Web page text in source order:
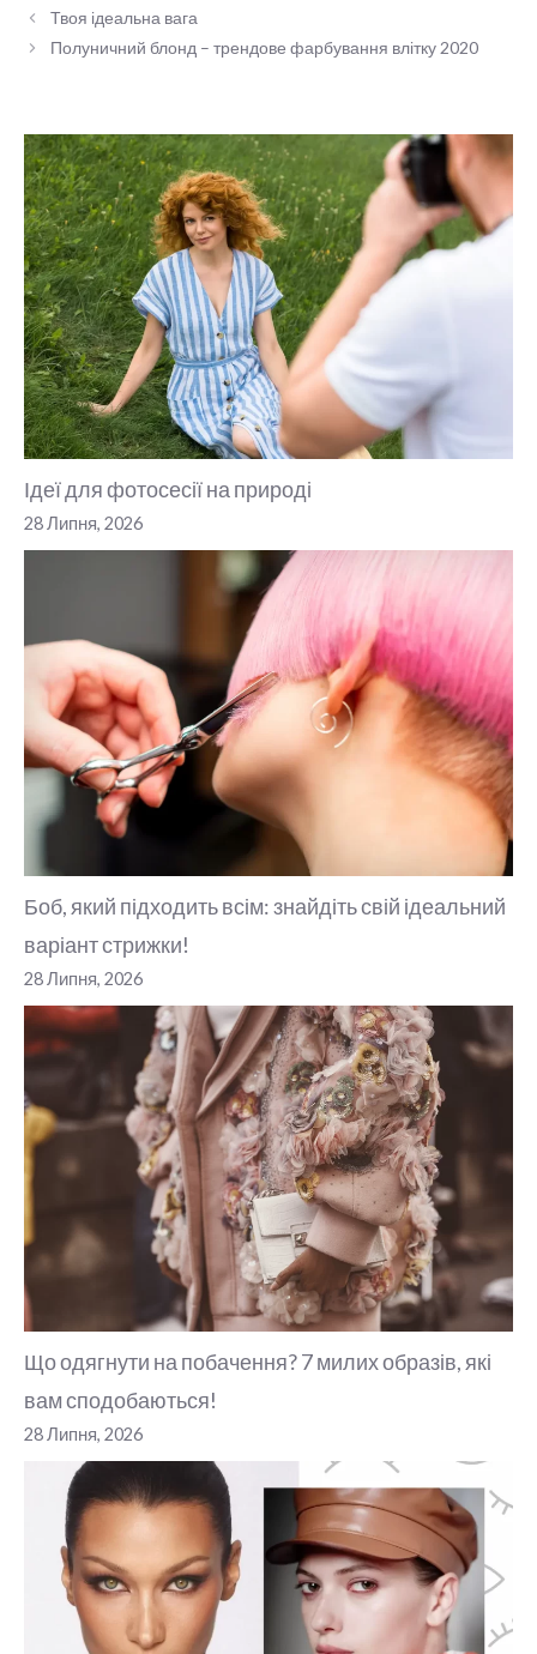
Твоя ідеальна вага
Полуничний блонд – трендове фарбування влітку 2020
Ідеї для фотосесії на природі
28 Липня, 2026
Боб, який підходить всім: знайдіть свій ідеальний
варіант стрижки!
28 Липня, 2026
Що одягнути на побачення? 7 милих образів, які
вам сподобаються!
28 Липня, 2026